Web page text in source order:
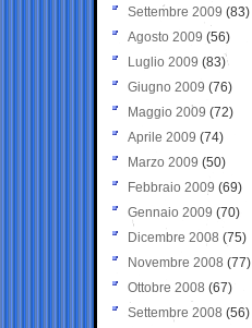
Settembre 2009 (83)
Agosto 2009 (56)
Luglio 2009 (83)
Giugno 2009 (76)
Maggio 2009 (72)
Aprile 2009 (74)
Marzo 2009 (50)
Febbraio 2009 (69)
Gennaio 2009 (70)
Dicembre 2008 (75)
Novembre 2008 (77)
Ottobre 2008 (67)
Settembre 2008 (56)